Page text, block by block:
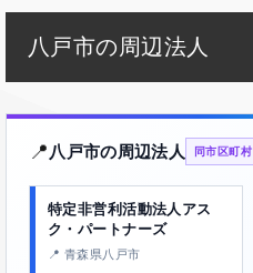
八戸市の周辺法人
📍 八戸市の周辺法人 同市区町村
特定非営利活動法人アス
ク・パートナーズ
📍 青森県八戸市